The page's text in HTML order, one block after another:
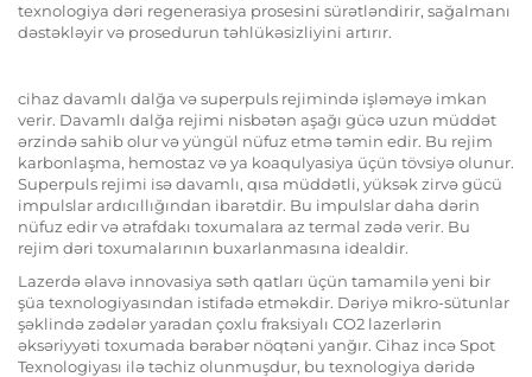
texnologiya dəri regenerasiya prosesini sürətləndirir, sağalmanı
dəstəkləyir və prosedurun təhlükəsizliyini artırır.
cihaz davamlı dalğa və superpuls rejimində işləməyə imkan
verir. Davamlı dalğa rejimi nisbətən aşağı gücə uzun müddət
ərzində sahib olur və yüngül nüfuz etmə təmin edir. Bu rejim
karbonlaşma, hemostaz və ya koaqulyasiya üçün tövsiyə olunur.
Superpuls rejimi isə davamlı, qısa müddətli, yüksək zirvə gücü
impulslar ardıcıllığından ibarətdir. Bu impulslar daha dərin
nüfuz edir və ətrafdakı toxumalara az termal zədə verir. Bu
rejim dəri toxumalarının buxarlanmasına idealdir.
Lazerdə əlavə innovasiya səth qatları üçün tamamilə yeni bir
şüa texnologiyasından istifadə etməkdir. Dəriyə mikro-sütunlar
şəklində zədələr yaradan çoxlu fraksiyalı CO2 lazerlərin
əksəriyyəti toxumada bərabər nöqtəni yanğır. Cihaz incə Spot
Texnologiyası ilə təchiz olunmuşdur, bu texnologiya dəridə